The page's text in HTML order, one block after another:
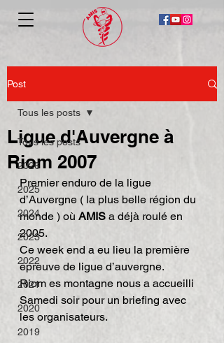
Post
Tous les posts
2026
2025
2024
2023
2022
2021
2020
2019
Tous les posts
Ligue d'Auvergne à
Riom 2007
Premier enduro de la ligue
d’Auvergne ( la plus belle région du
monde ) où AMIS a déjà roulé en
2005.
Ce week end a eu lieu la première
épreuve de ligue d’auvergne.
Riom es montagne nous a accueilli
Samedi soir pour un briefing avec
les organisateurs.